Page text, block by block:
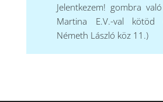
Jelentkezem! gombra
Martina E.V.-val kötöd
Németh László köz 11.)